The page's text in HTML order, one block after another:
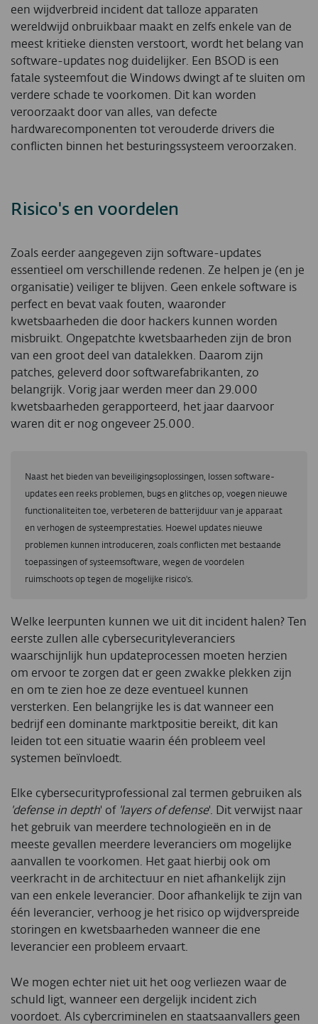
een wijdverbreid incident dat talloze apparaten
wereldwijd onbruikbaar maakt en zelfs enkele van de
meest kritieke diensten verstoort, wordt het belang van
software-updates nog duidelijker. Een BSOD is een
fatale systeemfout die Windows dwingt af te sluiten om
verdere schade te voorkomen. Dit kan worden
veroorzaakt door van alles, van defecte
hardwarecomponenten tot verouderde drivers die
conflicten binnen het besturingssysteem veroorzaken.
Risico's en voordelen
Zoals eerder aangegeven zijn software-updates
essentieel om verschillende redenen. Ze helpen je (en je
organisatie) veiliger te blijven. Geen enkele software is
perfect en bevat vaak fouten, waaronder
kwetsbaarheden die door hackers kunnen worden
misbruikt. Ongepatchte kwetsbaarheden zijn de bron
van een groot deel van datalekken. Daarom zijn
patches, geleverd door softwarefabrikanten, zo
belangrijk. Vorig jaar werden meer dan 29.000
kwetsbaarheden gerapporteerd, het jaar daarvoor
waren dit er nog ongeveer 25.000.
Naast het bieden van beveiligingsoplossingen, lossen software-
updates een reeks problemen, bugs en glitches op, voegen nieuwe
functionaliteiten toe, verbeteren de batterijduur van je apparaat
en verhogen de systeemprestaties. Hoewel updates nieuwe
problemen kunnen introduceren, zoals conflicten met bestaande
toepassingen of systeemsoftware, wegen de voordelen
ruimschoots op tegen de mogelijke risico's.
Welke leerpunten kunnen we uit dit incident halen? Ten
eerste zullen alle cybersecurityleveranciers
waarschijnlijk hun updateprocessen moeten herzien
om ervoor te zorgen dat er geen zwakke plekken zijn
en om te zien hoe ze deze eventueel kunnen
versterken. Een belangrijke les is dat wanneer een
bedrijf een dominante marktpositie bereikt, dit kan
leiden tot een situatie waarin één probleem veel
systemen beïnvloedt.
Elke cybersecurityprofessional zal termen gebruiken als
'defense in depth' of 'layers of defense'. Dit verwijst naar
het gebruik van meerdere technologieën en in de
meeste gevallen meerdere leveranciers om mogelijke
aanvallen te voorkomen. Het gaat hierbij ook om
veerkracht in de architectuur en niet afhankelijk zijn
van een enkele leverancier. Door afhankelijk te zijn van
één leverancier, verhoog je het risico op wijdverspreide
storingen en kwetsbaarheden wanneer die ene
leverancier een probleem ervaart.
We mogen echter niet uit het oog verliezen waar de
schuld ligt, wanneer een dergelijk incident zich
voordoet. Als cybercriminelen en staatsaanvallers geen